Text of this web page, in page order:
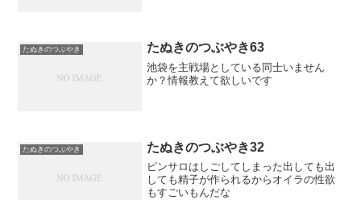
たぬきのつぶやき たぬきのつぶやき63
池袋を主戦場としている同士いません
か？情報教えて欲しいです
たぬきのつぶやき たぬきのつぶやき32
ピンサロはしごしてしまった出しても出
しても精子が作られるからオイラの性欲
もすごいもんだな